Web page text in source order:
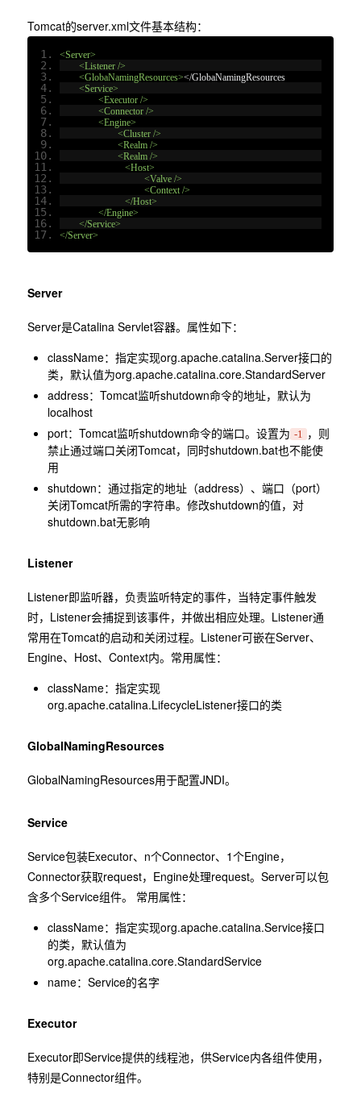
Tomcat的server.xml文件基本结构：
<Server>
<Listener />
<GlobaNamingResources></GlobaNamingResources
<Service>
<Executor />
<Connector />
<Engine>
<Cluster />
<Realm />
<Realm />
<Host>
<Valve />
<Context />
</Host>
</Engine>
</Service>
</Server>
Server
Server是Catalina Servlet容器。属性如下：
className：指定实现org.apache.catalina.Server接口的
类，默认值为org.apache.catalina.core.StandardServer
address：Tomcat监听shutdown命令的地址，默认为
localhost
port：Tomcat监听shutdown命令的端口。设置为 -1 ，则
禁止通过端口关闭Tomcat，同时shutdown.bat也不能使
用
shutdown：通过指定的地址（address）、端口（port）
关闭Tomcat所需的字符串。修改shutdown的值，对
shutdown.bat无影响
Listener
Listener即监听器，负责监听特定的事件，当特定事件触发
时，Listener会捕捉到该事件，并做出相应处理。Listener通
常用在Tomcat的启动和关闭过程。Listener可嵌在Server、
Engine、Host、Context内。常用属性：
className：指定实现
org.apache.catalina.LifecycleListener接口的类
GlobalNamingResources
GlobalNamingResources用于配置JNDI。
Service
Service包装Executor、n个Connector、1个Engine，
Connector获取request，Engine处理request。Server可以包
含多个Service组件。 常用属性：
className：指定实现org.apache.catalina.Service接口
的类，默认值为
org.apache.catalina.core.StandardService
name：Service的名字
Executor
Executor即Service提供的线程池，供Service内各组件使用，
特别是Connector组件。